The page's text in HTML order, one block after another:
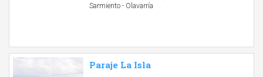
Sarmiento - Olavarría
Paraje La Isla